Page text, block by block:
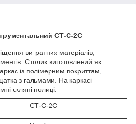
СТ-С-2С
витратних матеріалів,
Столик виготовлений як
із полімерним покриттям,
з гальмами. На каркасі
скляні полиці.
СТ-С-2С